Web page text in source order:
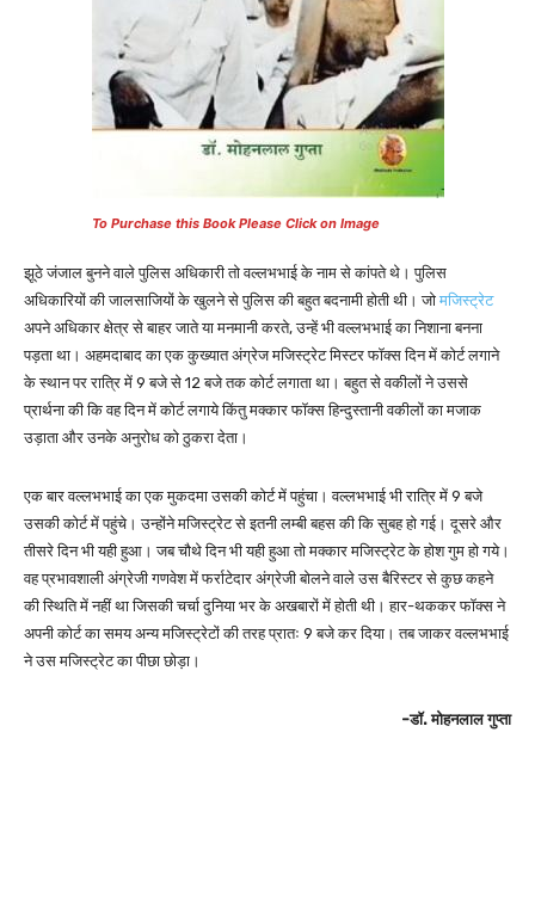
To Purchase this Book Please Click on Image
झूठे जंजाल बुनने वाले पुलिस अधिकारी तो वल्लभभाई के नाम से कांपते थे। पुलिस
अधिकारियों की जालसाजियों के खुलने से पुलिस की बहुत बदनामी होती थी। जो मजिस्ट्रेट
अपने अधिकार क्षेत्र से बाहर जाते या मनमानी करते, उन्हें भी वल्लभभाई का निशाना बनना
पड़ता था। अहमदाबाद का एक कुख्यात अंग्रेज मजिस्ट्रेट मिस्टर फॉक्स दिन में कोर्ट लगाने
के स्थान पर रात्रि में 9 बजे से 12 बजे तक कोर्ट लगाता था। बहुत से वकीलों ने उससे
प्रार्थना की कि वह दिन में कोर्ट लगाये किंतु मक्कार फॉक्स हिन्दुस्तानी वकीलों का मजाक
उड़ाता और उनके अनुरोध को ठुकरा देता।
एक बार वल्लभभाई का एक मुकदमा उसकी कोर्ट में पहुंचा। वल्लभभाई भी रात्रि में 9 बजे
उसकी कोर्ट में पहुंचे। उन्होंने मजिस्ट्रेट से इतनी लम्बी बहस की कि सुबह हो गई। दूसरे और
तीसरे दिन भी यही हुआ। जब चौथे दिन भी यही हुआ तो मक्कार मजिस्ट्रेट के होश गुम हो गये।
वह प्रभावशाली अंग्रेजी गणवेश में फर्राटेदार अंग्रेजी बोलने वाले उस बैरिस्टर से कुछ कहने
की स्थिति में नहीं था जिसकी चर्चा दुनिया भर के अखबारों में होती थी। हार-थककर फॉक्स ने
अपनी कोर्ट का समय अन्य मजिस्ट्रेटों की तरह प्रातः 9 बजे कर दिया। तब जाकर वल्लभभाई
ने उस मजिस्ट्रेट का पीछा छोड़ा।
-डॉ. मोहनलाल गुप्ता